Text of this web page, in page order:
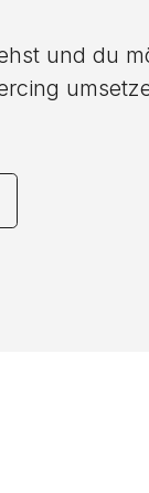
und du